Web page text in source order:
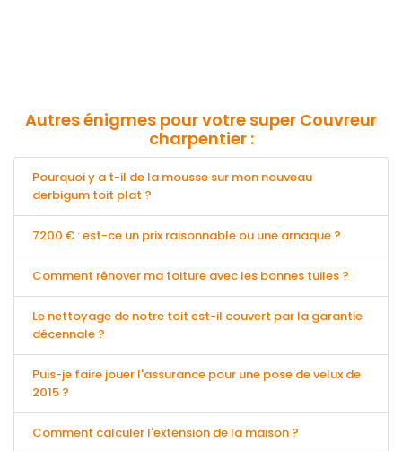
Autres énigmes pour votre super Couvreur
charpentier :
Pourquoi y a t-il de la mousse sur mon nouveau
derbigum toit plat ?
7200 € : est-ce un prix raisonnable ou une arnaque ?
Comment rénover ma toiture avec les bonnes tuiles ?
Le nettoyage de notre toit est-il couvert par la garantie
décennale ?
Puis-je faire jouer l'assurance pour une pose de velux de
2015 ?
Comment calculer l'extension de la maison ?